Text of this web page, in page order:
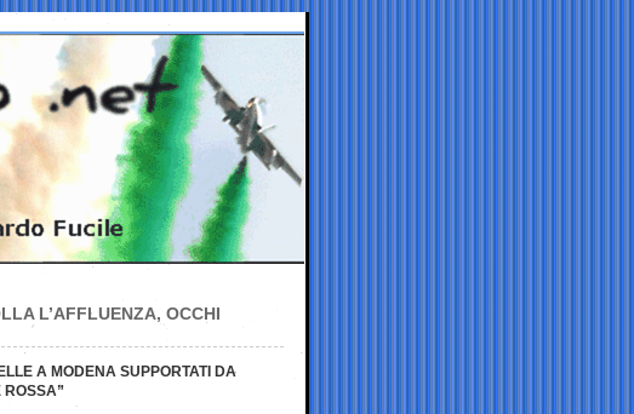
L’AFFLUENZA, OCCHI
A MODENA SUPPORTATI DA
ROSSA”